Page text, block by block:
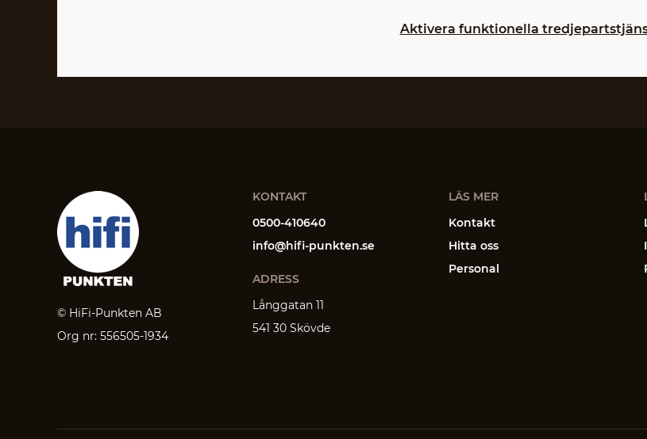
Aktivera funktionella
© HiFi-Punkten AB
Org nr: 556505-1934
KONTAKT
0500-410640
info@hifi-punkten.se
ADRESS
Långgatan 11
541 30 Skövde
LÄS MER
Kontakt
Hitta oss
Personal